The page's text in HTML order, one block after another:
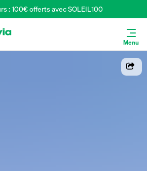
: 100€ offerts avec SOLEIL100
Menu